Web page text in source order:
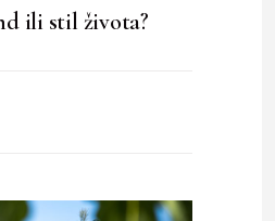
ili stil života?